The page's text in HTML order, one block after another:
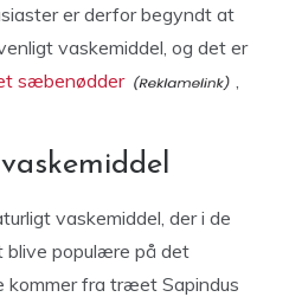
er derfor begyndt at
vaskemiddel, og det er
sæbenødder
,
vaskemiddel, der i de
blive populære på det
kommer fra træet Sapindus